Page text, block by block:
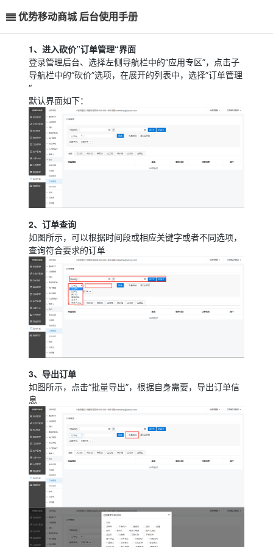
优势移动商城 后台使用手册
1、进入砍价”订单管理“界面
登录管理后台、选择左侧导航栏中的“应用专区”，点击子
导航栏中的“砍价”选项，在展开的列表中，选择”订单管理
“
默认界面如下：
2、订单查询
如图所示，可以根据时间段或相应关键字或者不同选项，
查询符合要求的订单
3、导出订单
如图所示，点击“批量导出”，根据自身需要，导出订单信
息